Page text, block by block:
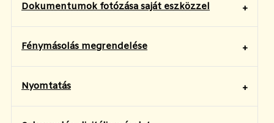
Dokumentumok fotózása saját eszközzel
Fénymásolás megrendelése
Nyomtatás